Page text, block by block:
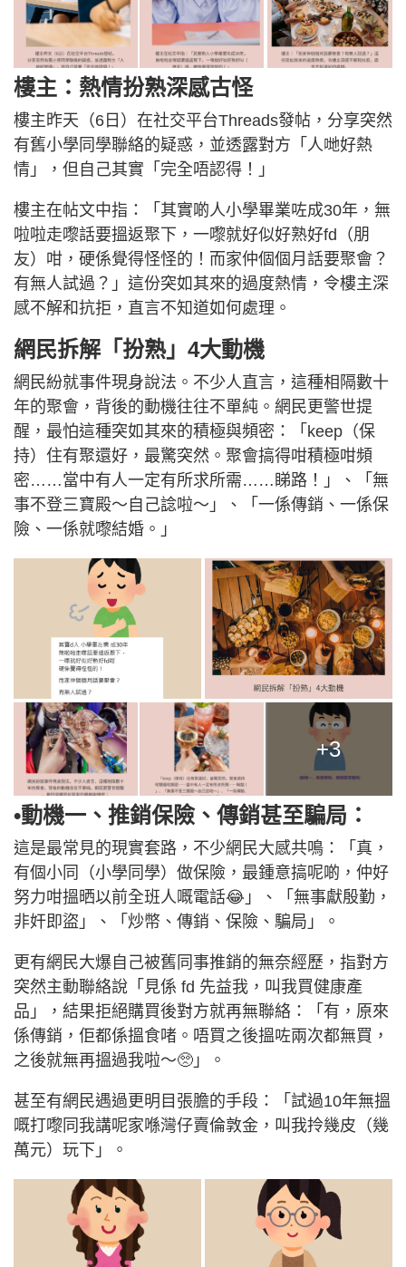
樓主：熱情扮熟深感古怪
樓主昨天（6日）在社交平台Threads發帖，分享突然
有舊小學同學聯絡的疑惑，並透露對方「人哋好熱
情」，但自己其實「完全唔認得！」
樓主在帖文中指：「其實啲人小學畢業咗成30年，無
啦啦走嚟話要搵返聚下，一嚟就好似好熟好fd（朋
友）咁，硬係覺得怪怪的！而家仲個個月話要聚會？
有無人試過？」這份突如其來的過度熱情，令樓主深
感不解和抗拒，直言不知道如何處理。
網民拆解「扮熟」4大動機
網民紛就事件現身說法。不少人直言，這種相隔數十
年的聚會，背後的動機往往不單純。網民更警世提
醒，最怕這種突如其來的積極與頻密：「keep（保
持）住有聚還好，最驚突然。聚會搞得咁積極咁頻
密……當中有人一定有所求所需……睇路！」、「無
事不登三寶殿～自己諗啦～」、「一係傳銷、一係保
險、一係就嚟結婚。」
+3
•動機一、推銷保險、傳銷甚至騙局：
這是最常見的現實套路，不少網民大感共鳴：「真，
有個小同（小學同學）做保險，最鍾意搞呢啲，仲好
努力咁搵晒以前全班人嘅電話😂」、「無事獻殷勤，
非奸即盜」、「炒幣、傳銷、保險、騙局」。
更有網民大爆自己被舊同事推銷的無奈經歷，指對方
突然主動聯絡說「見係 fd 先益我，叫我買健康產
品」，結果拒絕購買後對方就再無聯絡：「有，原來
係傳銷，佢都係搵食啫。唔買之後搵咗兩次都無買，
之後就無再搵過我啦～🥺」。
甚至有網民遇過更明目張膽的手段：「試過10年無搵
嘅打嚟同我講呢家喺灣仔賣倫敦金，叫我拎幾皮（幾
萬元）玩下」。